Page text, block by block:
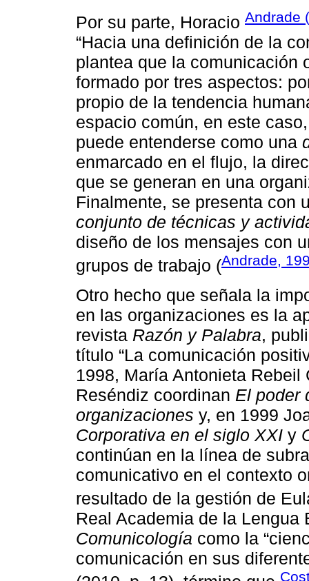
Por su parte, Horacio Andrade
“Hacia una definición de la
plantea que la comunicación
formado por tres aspectos:
propio de la tendencia
espacio común, en este
puede entenderse como una
enmarcado en el flujo, la
que se generan en una
Finalmente, se presenta con
conjunto de técnicas y
diseño de los mensajes con
grupos de trabajo (Andrade,
Otro hecho que señala la
en las organizaciones es la
revista Razón y Palabra,
título “La comunicación
1998, María Antonieta
Reséndiz coordinan El poder
organizaciones y, en 1999
Corporativa en el siglo XXI y
continúan en la línea de
comunicativo en el contexto
resultado de la gestión de
Real Academia de la Lengua
Comunicología como la
comunicación en sus